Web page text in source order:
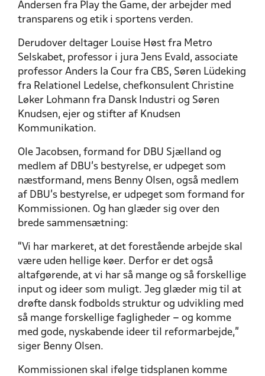
Andersen fra Play the Game, der arbejder med
transparens og etik i sportens verden.
Derudover deltager Louise Høst fra Metro
Selskabet, professor i jura Jens Evald, associate
professor Anders la Cour fra CBS, Søren Lüdeking
fra Relationel Ledelse, chefkonsulent Christine
Løker Lohmann fra Dansk Industri og Søren
Knudsen, ejer og stifter af Knudsen
Kommunikation.
Ole Jacobsen, formand for DBU Sjælland og
medlem af DBU’s bestyrelse, er udpeget som
næstformand, mens Benny Olsen, også medlem
af DBU’s bestyrelse, er udpeget som formand for
Kommissionen. Og han glæder sig over den
brede sammensætning:
“Vi har markeret, at det forestående arbejde skal
være uden hellige køer. Derfor er det også
altafgørende, at vi har så mange og så forskellige
input og ideer som muligt. Jeg glæder mig til at
drøfte dansk fodbolds struktur og udvikling med
så mange forskellige fagligheder – og komme
med gode, nyskabende ideer til reformarbejde,”
siger Benny Olsen.
Kommissionen skal ifølge tidsplanen komme